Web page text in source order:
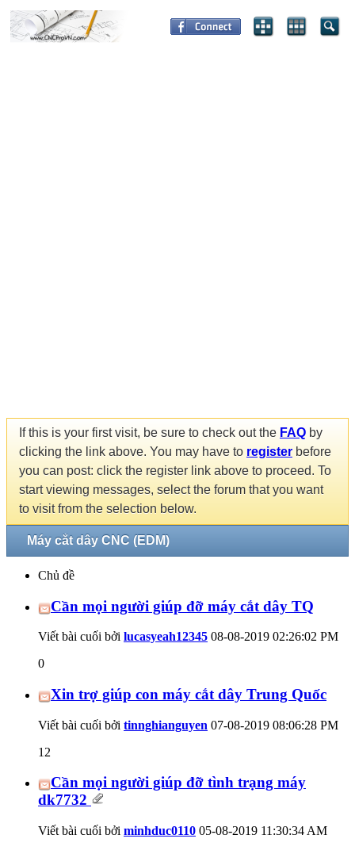
If this is your first visit, be sure to check out the FAQ by
clicking the link above. You may have to register before
you can post: click the register link above to proceed. To
start viewing messages, select the forum that you want
to visit from the selection below.
Máy cắt dây CNC (EDM)
Chủ đề
Cần mọi người giúp đỡ máy cắt dây TQ
Viết bài cuối bởi lucasyeah12345 08-08-2019 02:26:02 PM
0
Xin trợ giúp con máy cắt dây Trung Quốc
Viết bài cuối bởi tinnghianguyen 07-08-2019 08:06:28 PM
12
Cần mọi người giúp đỡ tình trạng máy
dk7732
Viết bài cuối bởi minhduc0110 05-08-2019 11:30:34 AM